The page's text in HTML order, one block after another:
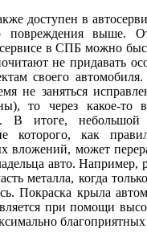
доступен в
повреждения выше.
в СПБ можно
не придавать
своего
не заняться
то через какое-то
В итоге, небольшой
которого, как
вложений, может
авто. Например,
металла, когда
Покраска крыла
при помощи